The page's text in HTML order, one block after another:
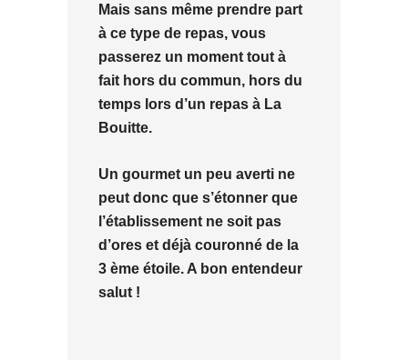
Mais sans même prendre part
à ce type de repas, vous
passerez un moment tout à
fait hors du commun, hors du
temps lors d’un repas à La
Bouitte.
Un gourmet un peu averti ne
peut donc que s’étonner que
l’établissement ne soit pas
d’ores et déjà couronné de la
3 ème étoile. A bon entendeur
salut !